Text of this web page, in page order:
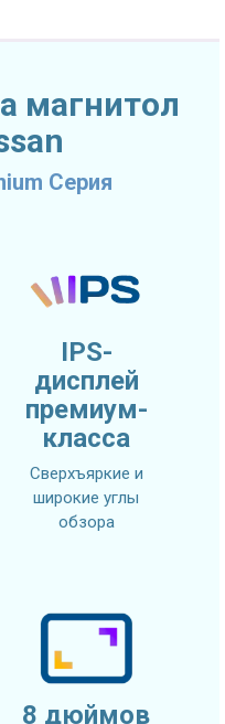
магнитол
Серия
IPS-
дисплей
премиум-
класса
Сверхъяркие и
широкие углы
обзора
8 дюймов